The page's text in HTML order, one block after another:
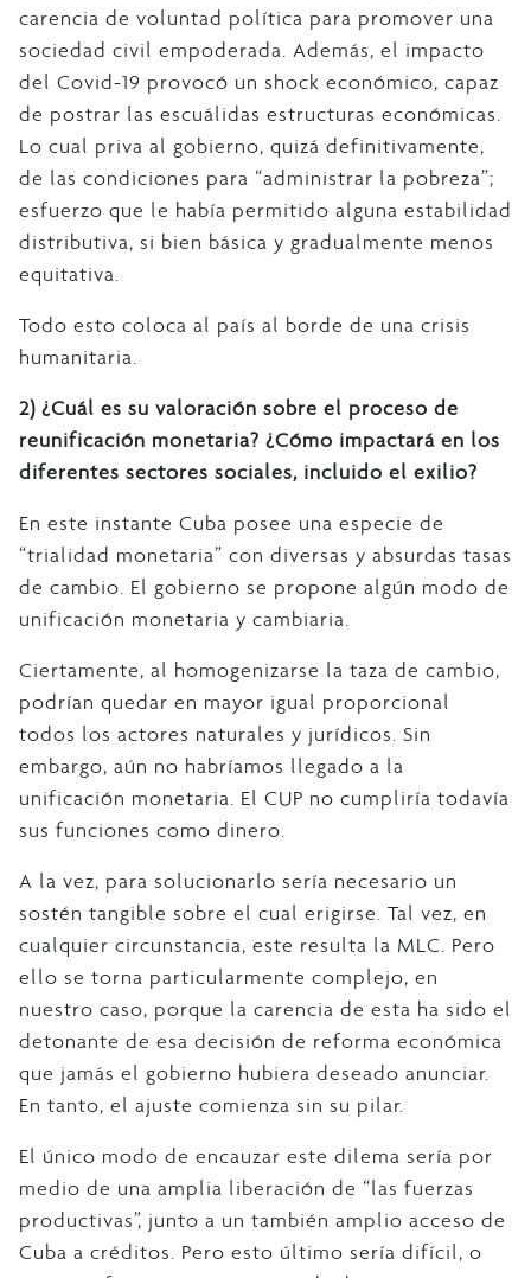
carencia de voluntad política para promover una
sociedad civil empoderada. Además, el impacto
del Covid-19 provocó un shock económico, capaz
de postrar las escuálidas estructuras económicas.
Lo cual priva al gobierno, quizá definitivamente,
de las condiciones para “administrar la pobreza”;
esfuerzo que le había permitido alguna estabilidad
distributiva, si bien básica y gradualmente menos
equitativa.
Todo esto coloca al país al borde de una crisis
humanitaria.
2) ¿Cuál es su valoración sobre el proceso de
reunificación monetaria? ¿Cómo impactará en los
diferentes sectores sociales, incluido el exilio?
En este instante Cuba posee una especie de
“trialidad monetaria” con diversas y absurdas tasas
de cambio. El gobierno se propone algún modo de
unificación monetaria y cambiaria.
Ciertamente, al homogenizarse la taza de cambio,
podrían quedar en mayor igual proporcional
todos los actores naturales y jurídicos. Sin
embargo, aún no habríamos llegado a la
unificación monetaria. El CUP no cumpliría todavía
sus funciones como dinero.
A la vez, para solucionarlo sería necesario un
sostén tangible sobre el cual erigirse. Tal vez, en
cualquier circunstancia, este resulta la MLC. Pero
ello se torna particularmente complejo, en
nuestro caso, porque la carencia de esta ha sido el
detonante de esa decisión de reforma económica
que jamás el gobierno hubiera deseado anunciar.
En tanto, el ajuste comienza sin su pilar.
El único modo de encauzar este dilema sería por
medio de una amplia liberación de “las fuerzas
productivas”, junto a un también amplio acceso de
Cuba a créditos. Pero esto último sería difícil, o